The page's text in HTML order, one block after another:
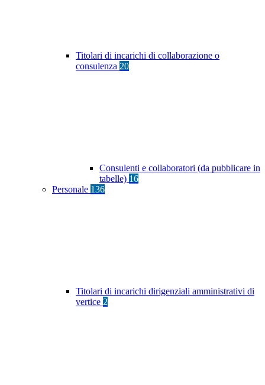
Titolari di incarichi di collaborazione o
consulenza 20
Consulenti e collaboratori (da pubblicare in
tabelle) 16
Personale 136
Titolari di incarichi dirigenziali amministrativi di
vertice 2